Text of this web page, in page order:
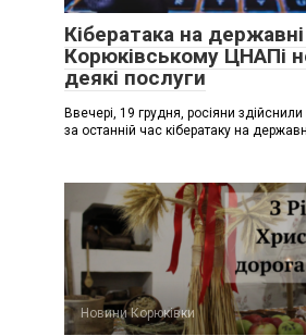
Кібератака на
Корюківському ЦНАПі
деякі послуги
Ввечері, 19 грудня, росіяни
за останній час кібератаку на
Новини Корюківки